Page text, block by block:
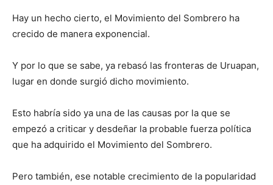
Hay un hecho cierto, el Movimiento del Sombrero ha
crecido de manera exponencial.
Y por lo que se sabe, ya rebasó las fronteras de Uruapan,
lugar en donde surgió dicho movimiento.
Esto habría sido ya una de las causas por la que se
empezó a criticar y desdeñar la probable fuerza política
que ha adquirido el Movimiento del Sombrero.
Pero también, ese notable crecimiento de la popularidad